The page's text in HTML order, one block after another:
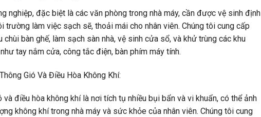
nghiệp, đặc biệt là các văn phòng trong nhà máy, cần được vệ sinh định
trường làm việc sạch sẽ, thoải mái cho nhân viên. Chúng tôi cung cấp
chùi bàn ghế, làm sạch sàn nhà, vệ sinh cửa sổ, và khử trùng các khu
tay nắm cửa, công tắc điện, bàn phím máy tính.
Gió Và Điều Hòa Không Khí:
và điều hòa không khí là nơi tích tụ nhiều bụi bẩn và vi khuẩn, có thể ảnh
không khí trong nhà máy và sức khỏe của nhân viên. Chúng tôi cung